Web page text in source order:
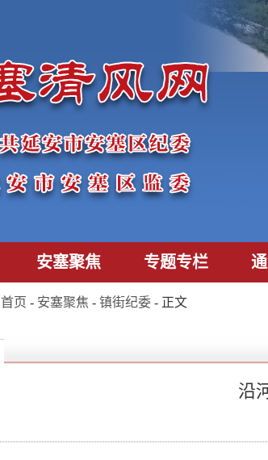
安塞聚焦 专题专栏
首页 - 安塞聚焦 - 镇街纪委 - 正文
沿